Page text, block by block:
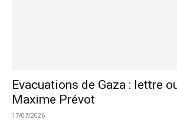
Evacuations de Gaza : lettre
Maxime Prévot
17/07/2026